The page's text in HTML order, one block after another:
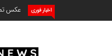
اخبار فوری عکس